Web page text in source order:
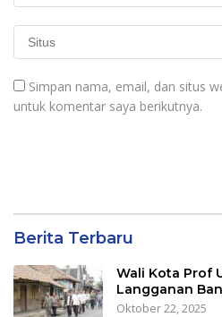
Simpan nama, email, dan situs
untuk komentar saya berikutnya.
Berita Terbaru
Wali Kota Prof
Langganan
Oktober 22, 2025